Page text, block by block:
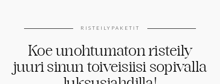
RISTEILYPAKETIT
Koe unohtumaton risteily
juuri sinun toiveisiisi sopivalla